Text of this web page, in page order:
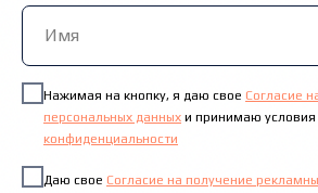
Нажимая на кнопку, я даю свое Согласие
персональных данных и принимаю условия
конфиденциальности
Даю свое Согласие на получение